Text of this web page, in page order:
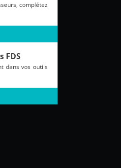
complétez
FDS
dans vos outils